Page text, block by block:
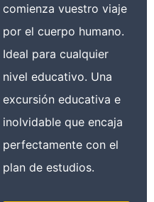
comienza vuestro viaje
por el cuerpo humano.
Ideal para cualquier
nivel educativo. Una
excursión educativa e
inolvidable que encaja
perfectamente con el
plan de estudios.